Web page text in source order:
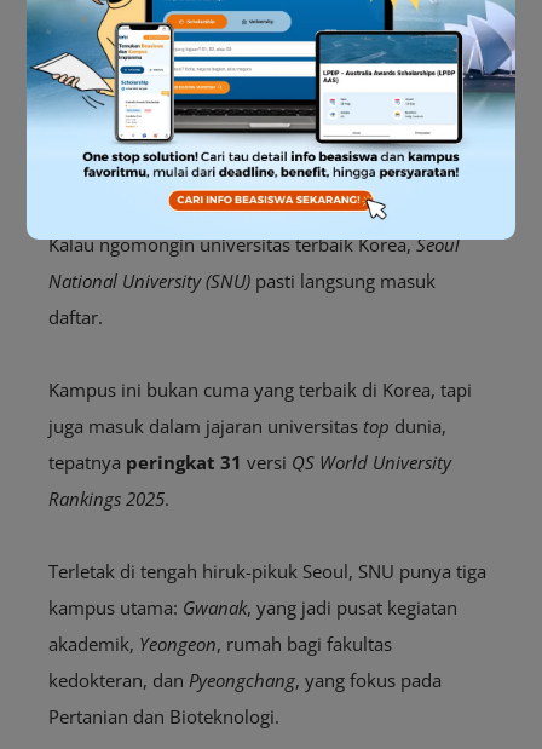
Masih bingung pilih kampusnya, SoB? Tenang, ada
banyak universitas keren yang bisa jadi pilihan tepat
buat kamu, yuk simak beberapa universitas terbaik!
Seoul National University
Kalau ngomongin universitas terbaik Korea,Seoul
National University (SNU) pasti langsung masuk
daftar.
Kampus ini bukan cuma yang terbaik di Korea, tapi
juga masuk dalam jajaran universitas top dunia,
tepatnya peringkat 31 versi QS World University
Rankings 2025.
Terletak di tengah hiruk-pikuk Seoul, SNU punya tiga
kampus utama: Gwanak, yang jadi pusat kegiatan
akademik, Yeongeon, rumah bagi fakultas
kedokteran, dan Pyeongchang, yang fokus pada
Pertanian dan Bioteknologi.